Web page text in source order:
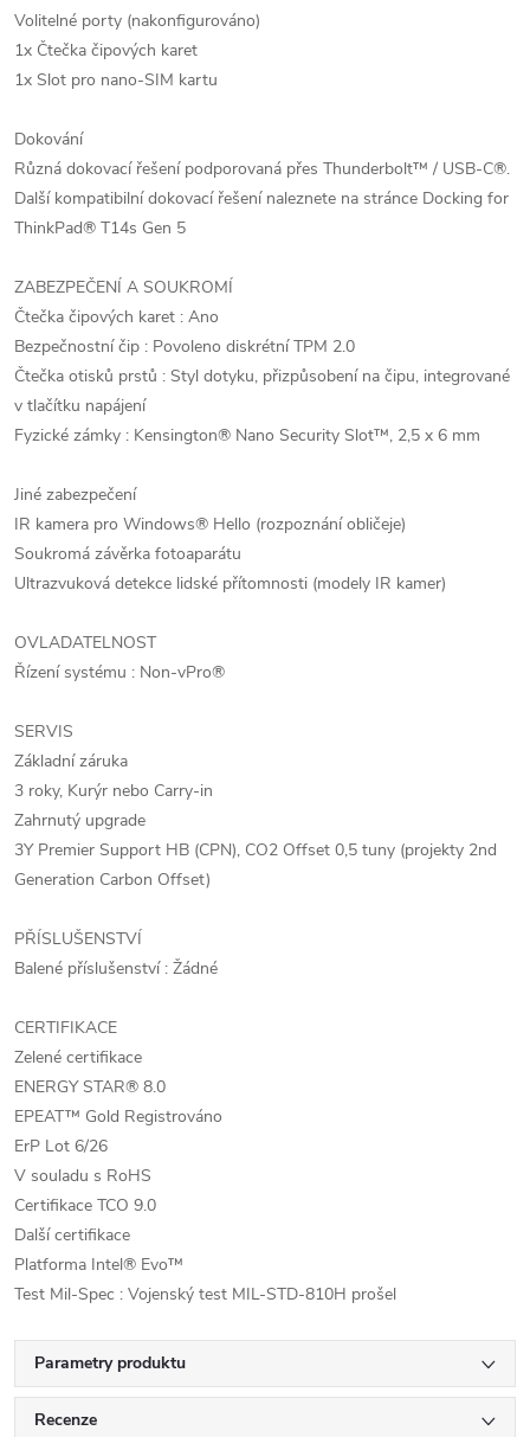
Volitelné porty (nakonfigurováno)
1x Čtečka čipových karet
1x Slot pro nano-SIM kartu
Dokování
Různá dokovací řešení podporovaná přes Thunderbolt™ / USB-C®.
Další kompatibilní dokovací řešení naleznete na stránce Docking for
ThinkPad® T14s Gen 5
ZABEZPEČENÍ A SOUKROMÍ
Čtečka čipových karet : Ano
Bezpečnostní čip : Povoleno diskrétní TPM 2.0
Čtečka otisků prstů : Styl dotyku, přizpůsobení na čipu, integrované
v tlačítku napájení
Fyzické zámky : Kensington® Nano Security Slot™, 2,5 x 6 mm
Jiné zabezpečení
IR kamera pro Windows® Hello (rozpoznání obličeje)
Soukromá závěrka fotoaparátu
Ultrazvuková detekce lidské přítomnosti (modely IR kamer)
OVLADATELNOST
Řízení systému : Non-vPro®
SERVIS
Základní záruka
3 roky, Kurýr nebo Carry-in
Zahrnutý upgrade
3Y Premier Support HB (CPN), CO2 Offset 0,5 tuny (projekty 2nd
Generation Carbon Offset)
PŘÍSLUŠENSTVÍ
Balené příslušenství : Žádné
CERTIFIKACE
Zelené certifikace
ENERGY STAR® 8.0
EPEAT™ Gold Registrováno
ErP Lot 6/26
V souladu s RoHS
Certifikace TCO 9.0
Další certifikace
Platforma Intel® Evo™
Test Mil-Spec : Vojenský test MIL-STD-810H prošel
Parametry produktu
Recenze